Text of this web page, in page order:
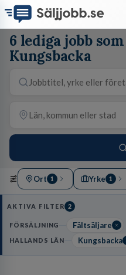
6 lediga jobb
Kungsbacka
Ort 1 Yrke 1
AKTIVA FILTER 2
FÖRSÄLJNING Fältsäljare
HALLANDS LÄN Kungsbacka